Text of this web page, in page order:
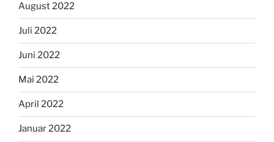
August 2022
Juli 2022
Juni 2022
Mai 2022
April 2022
Januar 2022